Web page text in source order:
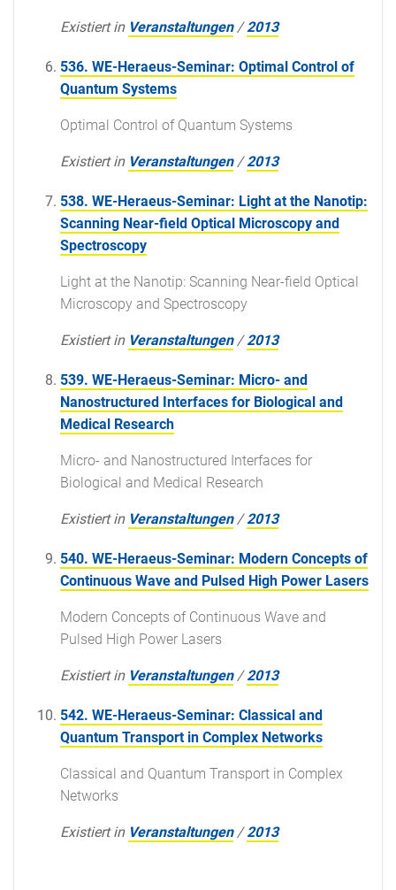
Existiert in Veranstaltungen /2013
536. WE-Heraeus-Seminar: Optimal Control of
Quantum Systems
Optimal Control of Quantum Systems
Existiert in Veranstaltungen /2013
538. WE-Heraeus-Seminar: Light at the Nanotip:
Scanning Near-field Optical Microscopy and
Spectroscopy
Light at the Nanotip: Scanning Near-field Optical
Microscopy and Spectroscopy
Existiert in Veranstaltungen /2013
539. WE-Heraeus-Seminar: Micro- and
Nanostructured Interfaces for Biological and
Medical Research
Micro- and Nanostructured Interfaces for
Biological and Medical Research
Existiert in Veranstaltungen /2013
540. WE-Heraeus-Seminar: Modern Concepts of
Continuous Wave and Pulsed High Power Lasers
Modern Concepts of Continuous Wave and
Pulsed High Power Lasers
Existiert in Veranstaltungen /2013
542. WE-Heraeus-Seminar: Classical and
Quantum Transport in Complex Networks
Classical and Quantum Transport in Complex
Networks
Existiert in Veranstaltungen /2013